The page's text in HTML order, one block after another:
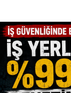
YAŞAM
YEREL